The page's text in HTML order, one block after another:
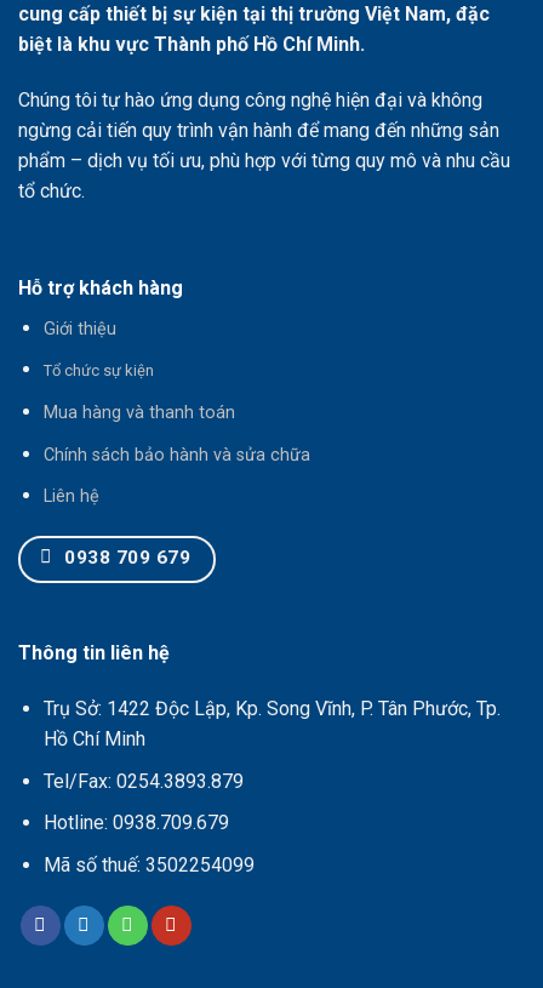
cung cấp thiết bị sự kiện tại thị trường Việt Nam, đặc
biệt là khu vực Thành phố Hồ Chí Minh.
Chúng tôi tự hào ứng dụng công nghệ hiện đại và không
ngừng cải tiến quy trình vận hành để mang đến những sản
phẩm – dịch vụ tối ưu, phù hợp với từng quy mô và nhu cầu
tổ chức.
Hỗ trợ khách hàng
Giới thiệu
Tổ chức sự kiện
Mua hàng và thanh toán
Chính sách bảo hành và sửa chữa
Liên hệ
0938 709 679
Thông tin liên hệ
Trụ Sở: 1422 Độc Lập, Kp. Song Vĩnh, P. Tân Phước, Tp.
Hồ Chí Minh
Tel/Fax: 0254.3893.879
Hotline: 0938.709.679
Mã số thuế: 3502254099